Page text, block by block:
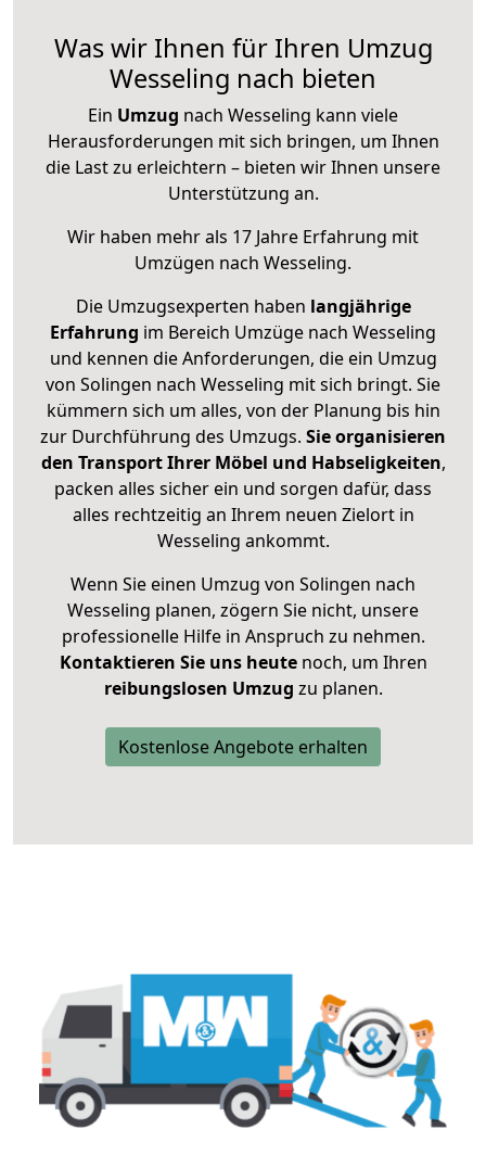
Was wir Ihnen für Ihren Umzug
Wesseling nach bieten
Ein Umzug nach Wesseling kann viele
Herausforderungen mit sich bringen, um Ihnen
die Last zu erleichtern – bieten wir Ihnen unsere
Unterstützung an.
Wir haben mehr als 17 Jahre Erfahrung mit
Umzügen nach Wesseling.
Die Umzugsexperten haben langjährige
Erfahrung im Bereich Umzüge nach Wesseling
und kennen die Anforderungen, die ein Umzug
von Solingen nach Wesseling mit sich bringt. Sie
kümmern sich um alles, von der Planung bis hin
zur Durchführung des Umzugs. Sie organisieren
den Transport Ihrer Möbel und Habseligkeiten,
packen alles sicher ein und sorgen dafür, dass
alles rechtzeitig an Ihrem neuen Zielort in
Wesseling ankommt.
Wenn Sie einen Umzug von Solingen nach
Wesseling planen, zögern Sie nicht, unsere
professionelle Hilfe in Anspruch zu nehmen.
Kontaktieren Sie uns heutenoch, um Ihren
reibungslosen Umzug zu planen.
Kostenlose Angebote erhalten